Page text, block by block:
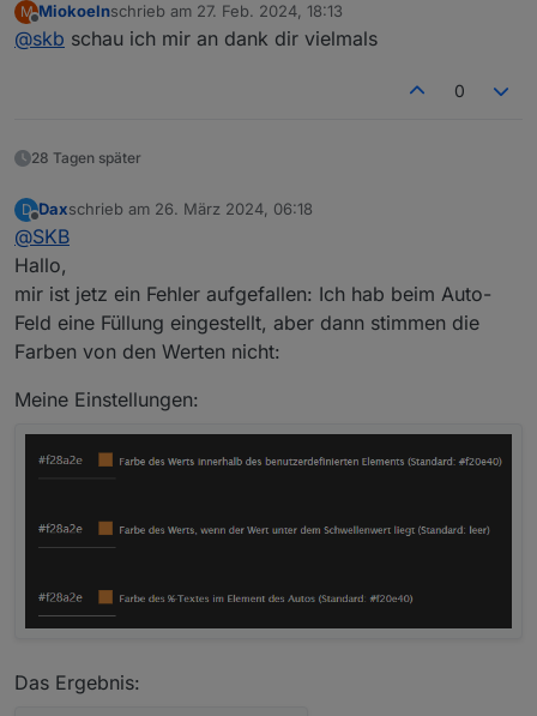
M
Offline
Miokoelnschrieb am 27. Feb. 2024, 18:13
zuletzt editiert von
@skb schau ich mir an dank dir vielmals
0
28 Tagen später
D
Offline
Daxschrieb am 26. März 2024, 06:18
zuletzt editiert von
@SKB
Hallo,
mir ist jetz ein Fehler aufgefallen: Ich hab beim Auto-
Feld eine Füllung eingestellt, aber dann stimmen die
Farben von den Werten nicht:
Meine Einstellungen:
Das Ergebnis: